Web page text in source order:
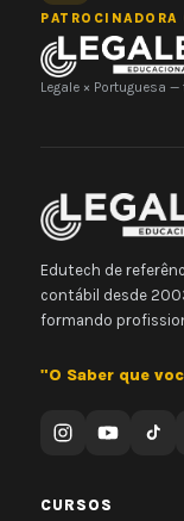
Legale × Portuguesa
Edutech de
contábil desde
formando
"O Saber que
CURSOS